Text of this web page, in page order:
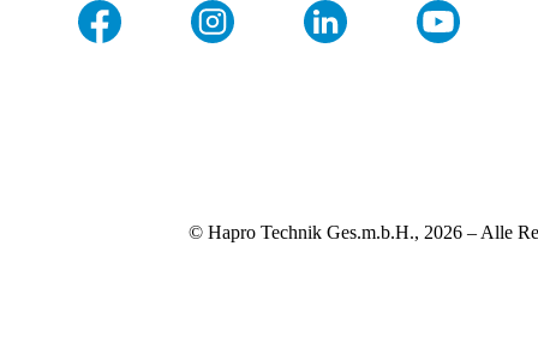
© Hapro Technik Ges.m.b.H., 2026 – Alle